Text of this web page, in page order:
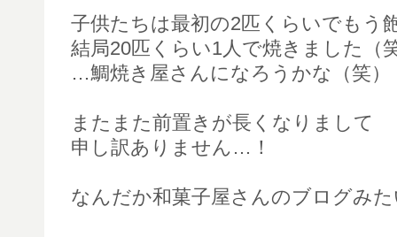
子供たちは最初の2匹くらいでもう
結局20匹くらい1人で焼きました（
…鯛焼き屋さんになろうかな（笑）
またまた前置きが長くなりまして
申し訳ありません…！
なんだか和菓子屋さんのブログみ